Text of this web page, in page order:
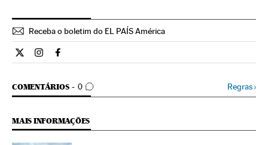
Receba o boletim do EL PAÍS América
Ciencia El País Brasil en Twitter
Ciencia El País Brasil en Instagram
Ciencia El País Brasil en Facebook
COMENTÁRIOS 0
COMENTÁRIOS Regras›
MAIS INFORMAÇÕES